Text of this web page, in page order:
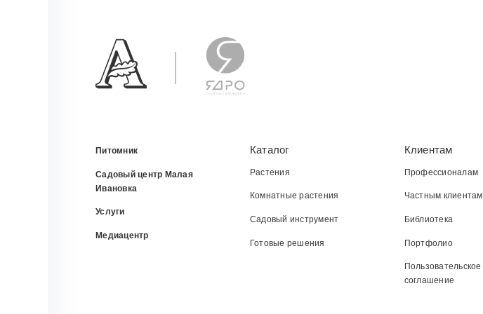
Питомник
Садовый центр Малая
Ивановка
Услуги
Медиацентр
Каталог
Растения
Комнатные растения
Садовый инструмент
Готовые решения
Клиентам
Профессионалам
Частным клиентам
Библиотека
Портфолио
Пользовательское
соглашение